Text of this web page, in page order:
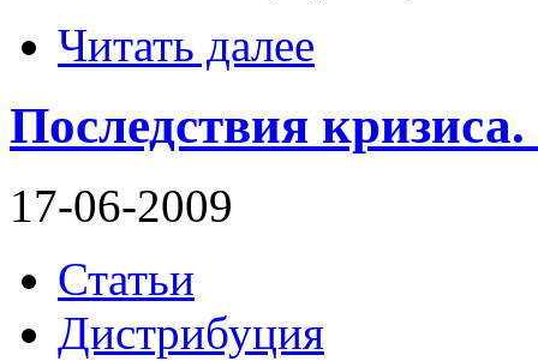
Читать далее
Последствия
17-06-2009
Статьи
Дистрибуция